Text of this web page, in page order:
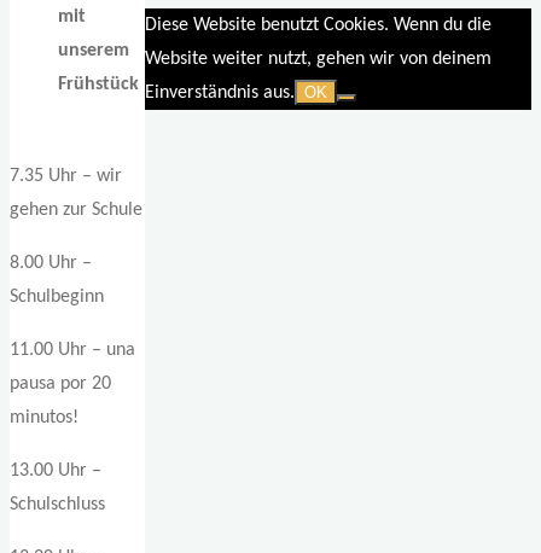
mit
unserem
Frühstück
7.35 Uhr – wir
gehen zur Schule
8.00 Uhr –
Schulbeginn
11.00 Uhr – una
pausa por 20
minutos!
13.00 Uhr –
Schulschluss
Diese Website benutzt Cookies. Wenn du die
Website weiter nutzt, gehen wir von deinem
Einverständnis aus. OK